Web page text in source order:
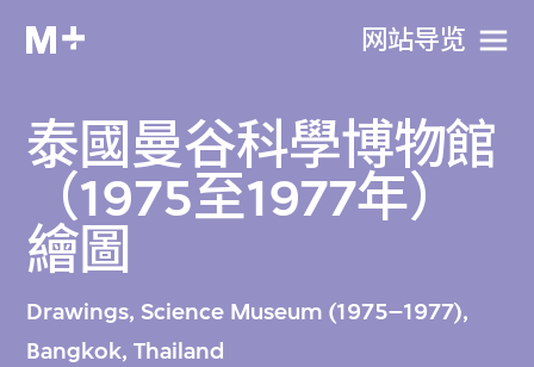
网站导览
泰國曼谷科學博物館
（1975至1977年）
繪圖
Drawings, Science Museum (1975–1977),
Bangkok, Thailand